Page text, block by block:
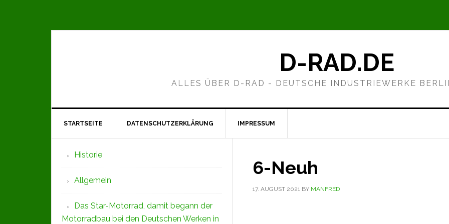
D-RAD.DE
ALLES ÜBER D-RAD - DEUTSCHE INDUSTRIEWERKE
STARTSEITE DATENSCHUTZERKLÄRUNG IMPRESSUM
6-Neuh
17. AUGUST 2021 BY MANFRED
Seitenspalte
Historie
Allgemein
Das Star-Motorrad, damit begann der
Motorradbau bei den Deutschen Werken in